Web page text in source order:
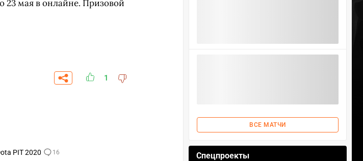
23 мая в онлайне. Призовой
1
PIT 2020 16
ВСЕ МАТЧИ
Спецпроекты